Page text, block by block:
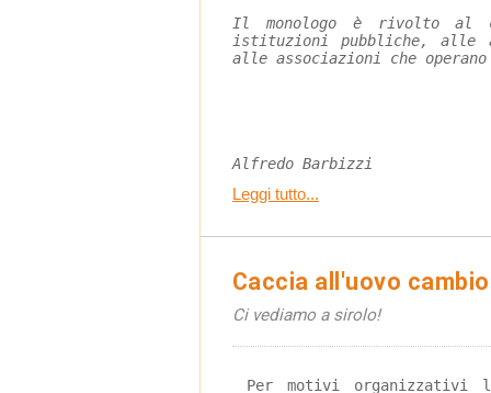
Il monologo è rivolto al
istituzioni pubbliche, alle
alle associazioni che
Alfredo Barbizzi
Leggi tutto...
Caccia all'uovo
Ci vediamo a sirolo!